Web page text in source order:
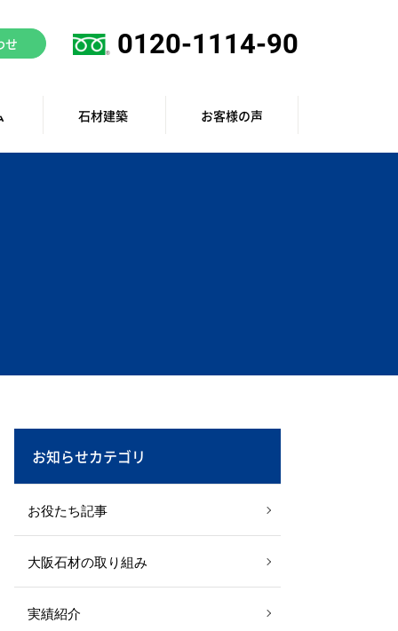
せ 0120-1114-90
石材建築 お客様の声
お知らせカテゴリ
お役たち記事
大阪石材の取り組み
実績紹介